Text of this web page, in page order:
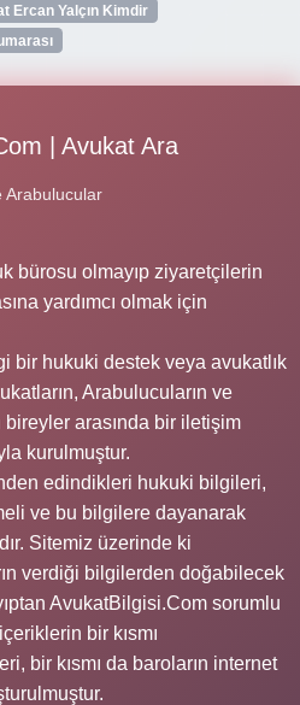
Ercan Yalçın Kimdir
| Avukat Ara
Arabulucular
bürosu olmayıp ziyaretçilerin
yardımcı olmak için
bir hukuki destek veya avukatlık
Arabulucuların ve
bireyler arasında bir iletişim
kurulmuştur.
edindikleri hukuki bilgileri,
ve bu bilgilere dayanarak
Sitemiz üzerinde ki
verdiği bilgilerden doğabilecek
AvukatBilgisi.Com sorumlu
bir kısmı
bir kısmı da baroların internet